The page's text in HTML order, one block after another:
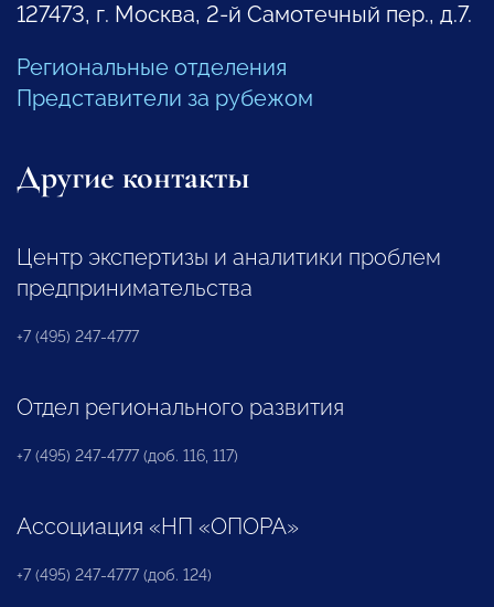
127473, г. Москва, 2-й Самотечный пер., д.7.
Региональные отделения
Представители за рубежом
Другие контакты
Центр экспертизы и аналитики проблем
предпринимательства
+7 (495) 247-4777
Отдел регионального развития
+7 (495) 247-4777 (доб. 116, 117)
Ассоциация «НП «ОПОРА»
+7 (495) 247-4777 (доб. 124)